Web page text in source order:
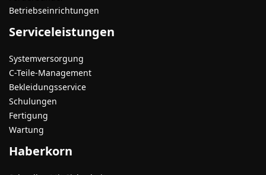
Betriebseinrichtungen
Serviceleistungen
Systemversorgung
C-Teile-Management
Bekleidungsservice
Schulungen
Fertigung
Wartung
Haberkorn